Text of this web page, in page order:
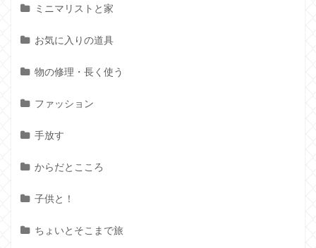
ミニマリストと家
お気に入りの道具
物の修理・長く使う
ファッション
手放す
からだとこころ
子供と！
ちょいとそこまで旅